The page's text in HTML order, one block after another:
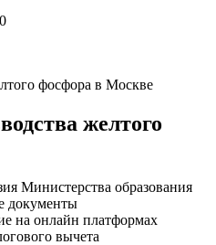
фосфора в Москве
желтого
Министерства образования
документы
на онлайн платформах
вычета